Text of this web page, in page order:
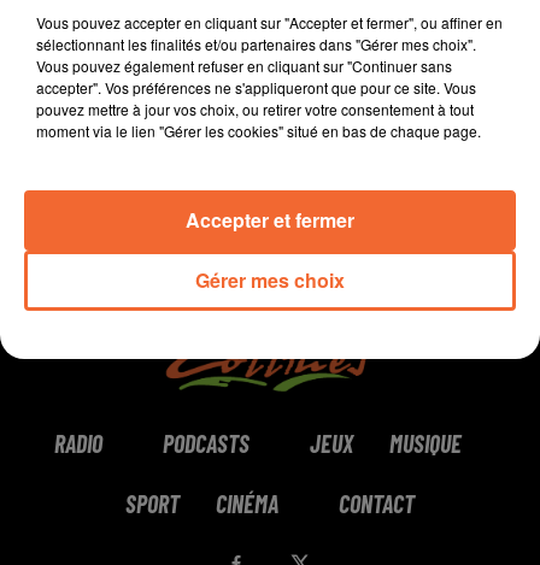
7h40 et le dimanche à 9h30.
0:00 6 min 16 sec
RADIO PODCASTS JEUX MUSIQUE
SPORT CINÉMA CONTACT
Vous pouvez accepter en cliquant sur "Accepter et fermer", ou affiner en
sélectionnant les finalités et/ou partenaires dans "Gérer mes choix".
Vous pouvez également refuser en cliquant sur "Continuer sans
accepter". Vos préférences ne s'appliqueront que pour ce site. Vous
pouvez mettre à jour vos choix, ou retirer votre consentement à tout
moment via le lien "Gérer les cookies" situé en bas de chaque page.
Gérer mes choix
Accepter et fermer